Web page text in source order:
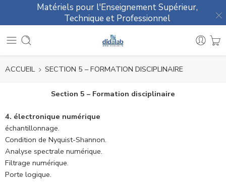
Matériels pour l'Enseignement Supérieur,
Technique et Professionnel
ACCUEIL SECTION 5 – FORMATION DISCIPLINAIRE
Section 5 – Formation disciplinaire
4. électronique numérique
échantillonnage.
Condition de Nyquist-Shannon.
Analyse spectrale numérique.
Filtrage numérique.
Porte logique.